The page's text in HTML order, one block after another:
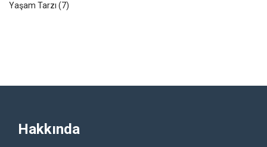
Yaşam Tarzı (7)
Hakkında